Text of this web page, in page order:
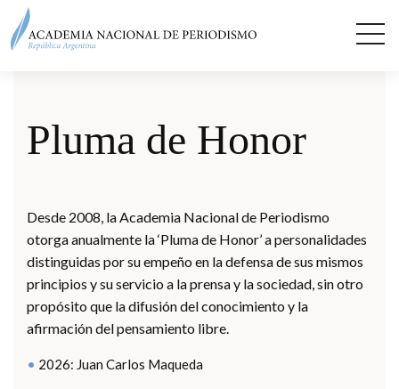
Pluma de Honor
Desde 2008, la Academia Nacional de Periodismo
otorga anualmente la ‘Pluma de Honor’ a personalidades
distinguidas por su empeño en la defensa de sus mismos
principios y su servicio a la prensa y la sociedad, sin otro
propósito que la difusión del conocimiento y la
afirmación del pensamiento libre.
2026: Juan Carlos Maqueda